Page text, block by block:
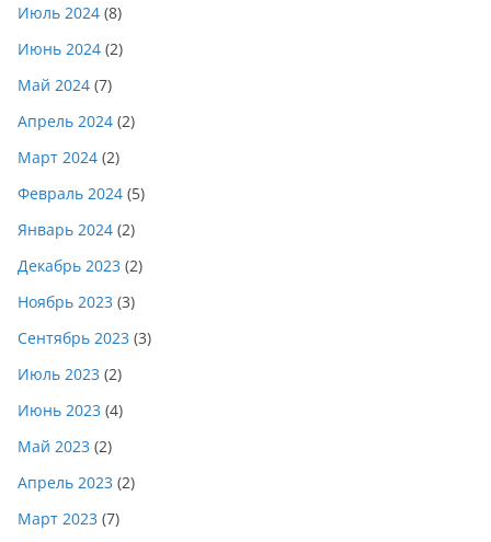
Июль 2024 (8)
Июнь 2024 (2)
Май 2024 (7)
Апрель 2024 (2)
Март 2024 (2)
Февраль 2024 (5)
Январь 2024 (2)
Декабрь 2023 (2)
Ноябрь 2023 (3)
Сентябрь 2023 (3)
Июль 2023 (2)
Июнь 2023 (4)
Май 2023 (2)
Апрель 2023 (2)
Март 2023 (7)